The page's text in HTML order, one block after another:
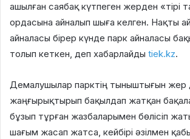
ашылған саябақ күтпеген жерден «тірі
ордасына айналып шыға келген. Нақты
айналасы бірер күнде парк айналасы
толып кеткен, деп хабарлайды tiek.kz.
Демалушылар парктің тыныштығын жер
жаңғырықтырып бақылдап жатқан
бұзып тұрған жазбаларымен бөлісіп
шағым жасап жатса, кейбірі әзілмен